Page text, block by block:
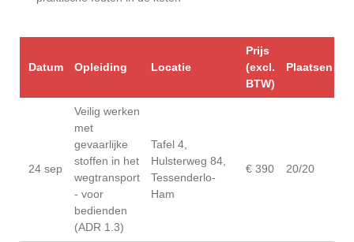
Datum Opleiding Locatie
Prijs
(excl.
BTW)
Plaatsen
24 sep
Veilig werken
met
gevaarlijke
stoffen in het
wegtransport
- voor
bedienden
(ADR 1.3)
Tafel 4,
Hulsterweg 84,
Tessenderlo-
Ham
€ 390 20/20